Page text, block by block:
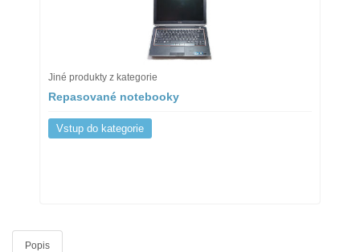
Jiné produkty z kategorie
Repasované notebooky
Vstup do kategorie
Popis